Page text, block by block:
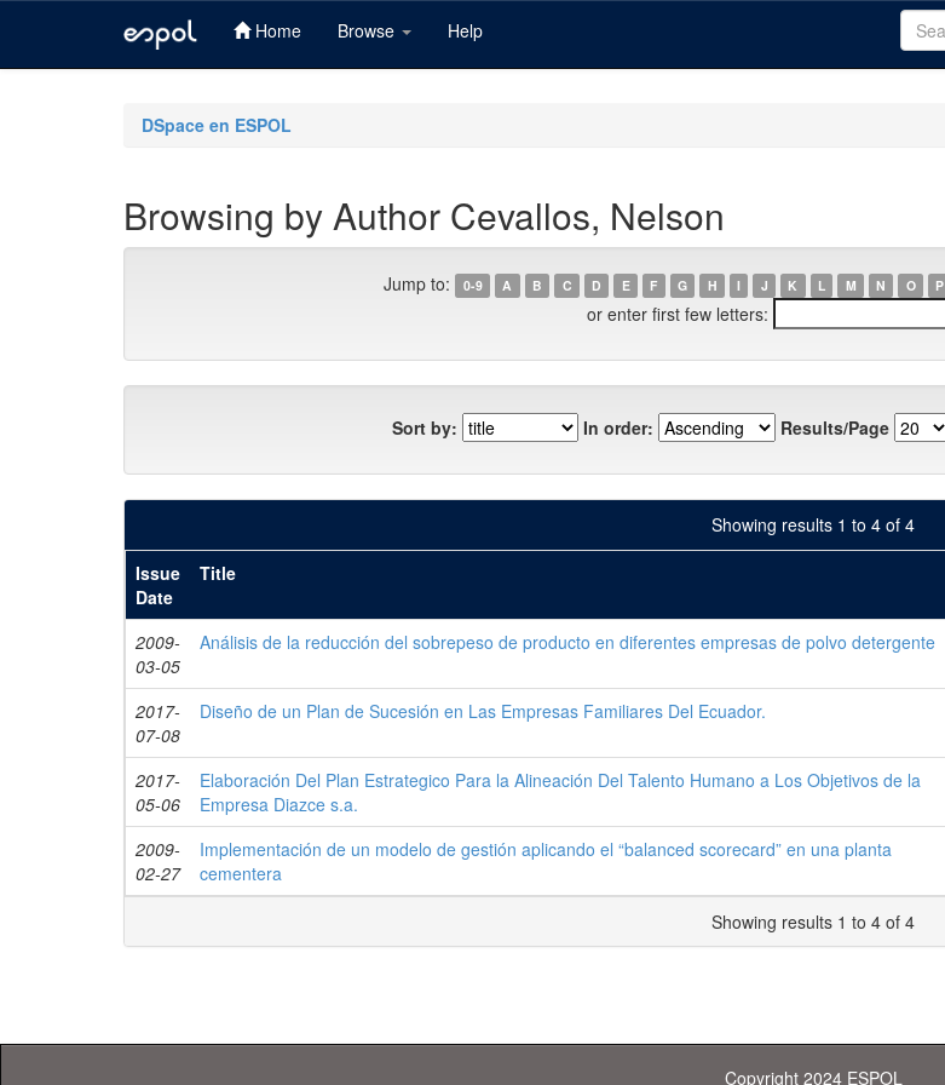
Home Browse Help
DSpace en ESPOL
Browsing by Author Cevallos, Nelson
Jump to: 0-9 A B C D E F G H I J K L M N O P
or enter first few letters:
Sort by: In order: Results/Page
Showing results 1 to 4 of 4
Issue
Date
Title
2009-
03-05
Análisis de la reducción del sobrepeso de producto en diferentes empresas de polvo detergente
2017-
07-08
Diseño de un Plan de Sucesión en Las Empresas Familiares Del Ecuador.
2017-
05-06
Elaboración Del Plan Estrategico Para la Alineación Del Talento Humano a Los Objetivos de la
Empresa Diazce s.a.
2009-
02-27
Implementación de un modelo de gestión aplicando el “balanced scorecard” en una planta
cementera
Showing results 1 to 4 of 4
Copyright 2024 ESPOL